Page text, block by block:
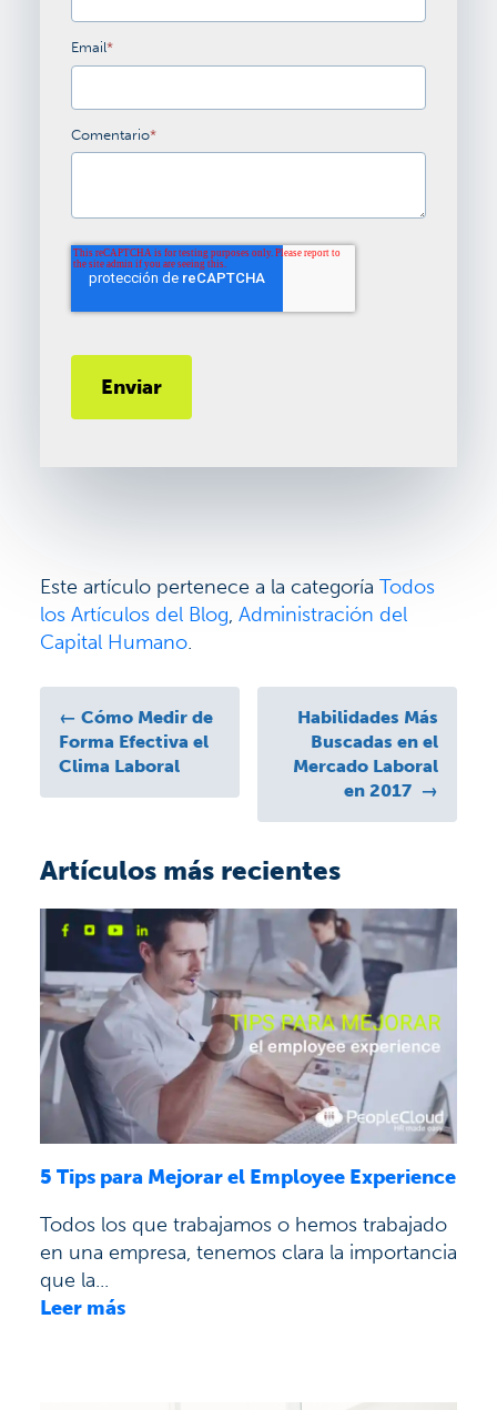
Email*
Comentario*
Este artículo pertenece a la categoría Todos
los Artículos del Blog, Administración del
Capital Humano.
← Cómo Medir de
Forma Efectiva el
Clima Laboral
Habilidades Más
Buscadas en el
Mercado Laboral
en 2017 →
Artículos más recientes
5 Tips para Mejorar el Employee Experience
Todos los que trabajamos o hemos trabajado
en una empresa, tenemos clara la importancia
que la...
Leer más